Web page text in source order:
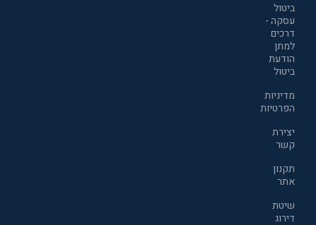
ביטול
עסקה -
דרכים
למתן
הודעת
ביטול
מדיניות
הפרטיות
יצירת
קשר
תקנון
אתר
שיטת
דירוג